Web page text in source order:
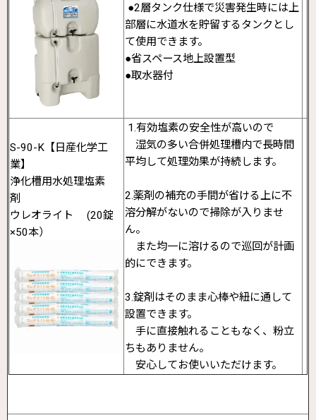
●2層タンク仕様で災害発生時には上
部層に水道水を貯留するタンクとし
て使用できます。
●省スペース地上設置型
●取水器付
S-90-K【日産化学工
業】
浄化槽用水処理塩素
剤
ウレオライト (20錠
×50本）
1.有効塩素の安全性が高いので
湿気の多い合併処理槽内で長時間
平均して処理効果が持続します。
2.薬剤の補充の手間が省ける上に不
溶分解がないので掃除が入りませ
ん。
また均一に溶けるので巡回が計画
的にできます。
3.錠剤はそのまま心棒や紐に通して
設置できます。
手に直接触れることもなく、粉立
ちもありません。
安心してお使いいただけます。